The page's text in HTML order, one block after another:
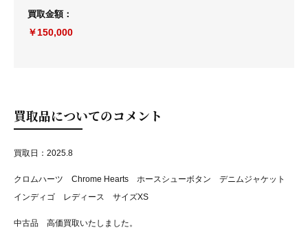
買取金額：
￥150,000
買取品についてのコメント
買取日：2025.8
クロムハーツ Chrome Hearts ホースシューボタン デニムジャケット
インディゴ レディース サイズXS
中古品 高価買取いたしました。